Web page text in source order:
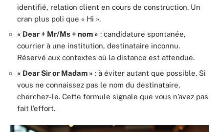
identifié, relation client en cours de construction. Un
cran plus poli que « Hi ».
« Dear + Mr/Ms + nom » : candidature spontanée,
courrier à une institution, destinataire inconnu.
Réservé aux contextes où la distance est attendue.
« Dear Sir or Madam » : à éviter autant que possible. Si
vous ne connaissez pas le nom du destinataire,
cherchez-le. Cette formule signale que vous n’avez pas
fait l’effort.